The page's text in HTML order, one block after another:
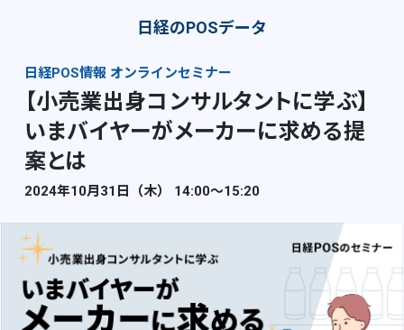
日経のPOSデータ
日経POS情報 オンラインセミナー
【小売業出身コンサルタントに学ぶ】
いまバイヤーがメーカーに求める提
案とは
2024年10月31日（木） 14:00〜15:20